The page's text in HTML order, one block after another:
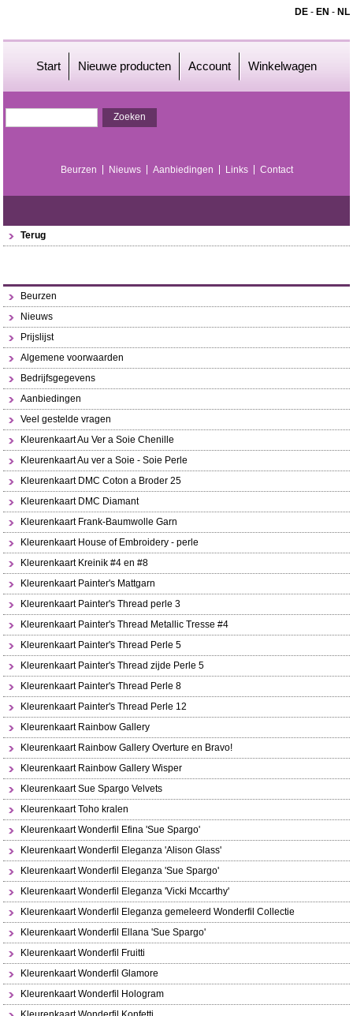
DE- EN - NL
Start Nieuwe producten Account Winkelwagen
Beurzen Nieuws Aanbiedingen Links Contact
Terug
Beurzen
Nieuws
Prijslijst
Algemene voorwaarden
Bedrijfsgegevens
Aanbiedingen
Veel gestelde vragen
Kleurenkaart Au Ver a Soie Chenille
Kleurenkaart Au ver a Soie - Soie Perle
Kleurenkaart DMC Coton a Broder 25
Kleurenkaart DMC Diamant
Kleurenkaart Frank-Baumwolle Garn
Kleurenkaart House of Embroidery - perle
Kleurenkaart Kreinik #4 en #8
Kleurenkaart Painter's Mattgarn
Kleurenkaart Painter's Thread perle 3
Kleurenkaart Painter's Thread Metallic Tresse #4
Kleurenkaart Painter's Thread Perle 5
Kleurenkaart Painter's Thread zijde Perle 5
Kleurenkaart Painter's Thread Perle 8
Kleurenkaart Painter's Thread Perle 12
Kleurenkaart Rainbow Gallery
Kleurenkaart Rainbow Gallery Overture en Bravo!
Kleurenkaart Rainbow Gallery Wisper
Kleurenkaart Sue Spargo Velvets
Kleurenkaart Toho kralen
Kleurenkaart Wonderfil Efina 'Sue Spargo'
Kleurenkaart Wonderfil Eleganza 'Alison Glass'
Kleurenkaart Wonderfil Eleganza 'Sue Spargo'
Kleurenkaart Wonderfil Eleganza 'Vicki Mccarthy'
Kleurenkaart Wonderfil Eleganza gemeleerd Wonderfil Collectie
Kleurenkaart Wonderfil Ellana 'Sue Spargo'
Kleurenkaart Wonderfil Fruitti
Kleurenkaart Wonderfil Glamore
Kleurenkaart Wonderfil Hologram